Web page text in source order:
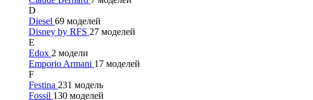
D
Diesel 69 моделей
Disney by RFS 27 моделей
E
Edox 2 модели
Emporio Armani 17 моделей
F
Festina 231 модель
Fossil 130 моделей